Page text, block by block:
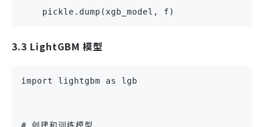
    pickle.dump(xgb_model, f)
3.3 LightGBM 模型
import lightgbm as lgb